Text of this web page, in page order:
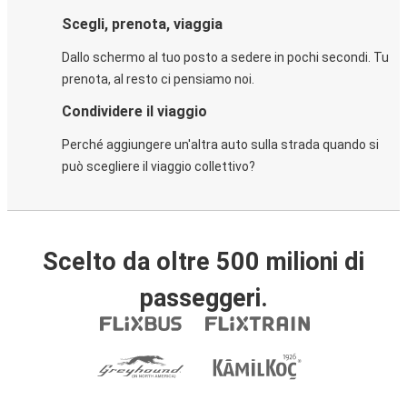
Scegli, prenota, viaggia
Dallo schermo al tuo posto a sedere in pochi secondi. Tu
prenota, al resto ci pensiamo noi.
Condividere il viaggio
Perché aggiungere un'altra auto sulla strada quando si
può scegliere il viaggio collettivo?
Scelto da oltre 500 milioni di
passeggeri.